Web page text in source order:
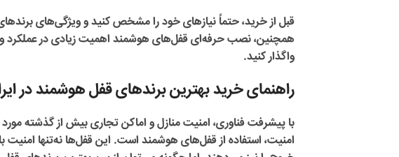
قبل از خرید، حتماً نیازهای خود را مشخص کنید و ویژگی‌های
همچنین، نصب حرفه‌ای قفل‌های هوشمند اهمیت زیادی در عملکرد و
واگذار کنید.
راهنمای خرید بهترین برندهای قفل هوشمند در
با پیشرفت فناوری، امنیت منازل و اماکن تجاری بیش از گذشته
امنیت، استفاده از قفل‌های هوشمند است. این قفل‌ها نه‌تنها امنیت